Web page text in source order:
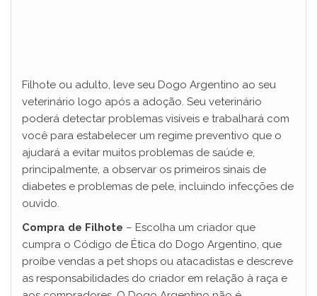
Filhote ou adulto, leve seu Dogo Argentino ao seu
veterinário logo após a adoção. Seu veterinário
poderá detectar problemas visíveis e trabalhará com
você para estabelecer um regime preventivo que o
ajudará a evitar muitos problemas de saúde e,
principalmente, a observar os primeiros sinais de
diabetes e problemas de pele, incluindo infecções de
ouvido.
Compra de Filhote – Escolha um criador que
cumpra o Código de Ética do Dogo Argentino, que
proíbe vendas a pet shops ou atacadistas e descreve
as responsabilidades do criador em relação à raça e